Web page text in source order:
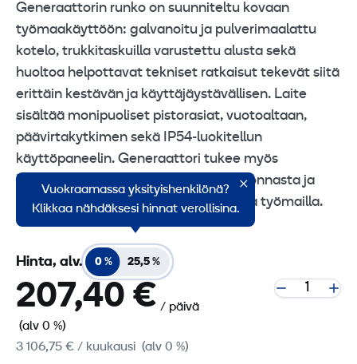
Generaattorin runko on suunniteltu kovaan
työmaakäyttöön: galvanoitu ja pulverimaalattu
kotelo, trukkitaskuilla varustettu alusta sekä
huoltoa helpottavat tekniset ratkaisut tekevät siitä
erittäin kestävän ja käyttäjäystävällisen. Laite
sisältää monipuoliset pistorasiat, vuotoaltaan,
päävirtakytkimen sekä IP54‑luokitellun
käyttöpaneelin. Generaattori tukee myös
E‑RMA‑etäohjausta, mikä tekee valvonnasta ja
hallinnasta huomattavasti helpompaa työmailla.
Vuokraamassa yksityishenkilönä?
Klikkaa nähdäksesi hinnat verollisina.
Hinta, alv. 0 % 25,5 %
207,40 € / päivä
(alv 0 %)
3 106,75 € / kuukausi (alv 0 %)